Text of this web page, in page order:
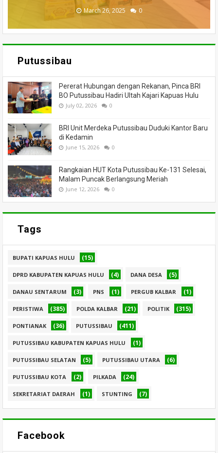
July 05, 2026 0
November 27, 2025
March 26, 2025 0
March 13, 2025 0
February 18, 2025
Putussibau
Pererat Hubungan dengan Rekanan, Pinca BRI
BO Putussibau Hadiri Ultah Kajari Kapuas Hulu
July 02, 2026 0
BRI Unit Merdeka Putussibau Duduki Kantor Baru
di Kedamin
June 15, 2026 0
Rangkaian HUT Kota Putussibau Ke-131 Selesai,
Malam Puncak Berlangsung Meriah
June 12, 2026 0
Tags
BUPATI KAPUAS HULU (15)
DPRD KABUPATEN KAPUAS HULU (4) DANA DESA (5)
DANAU SENTARUM (3) PNS (1) PERGUB KALBAR (1)
PERISTIWA (385) POLDA KALBAR (21) POLITIK (315)
PONTIANAK (36) PUTUSSIBAU (411)
PUTUSSIBAU KABUPATEN KAPUAS HULU (1)
PUTUSSIBAU SELATAN (5) PUTUSSIBAU UTARA (6)
PUTUSSIBAU KOTA (2) PILKADA (24)
SEKRETARIAT DAERAH (1) STUNTING (7)
Facebook